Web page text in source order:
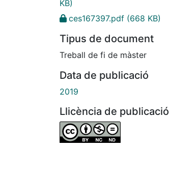
KB)
ces167397.pdf (668 KB)
Tipus de document
Treball de fi de màster
Data de publicació
2019
Llicència de publicació